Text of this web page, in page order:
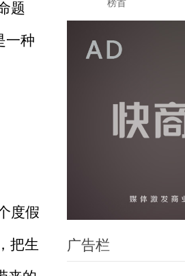
题
一种
度假
把生
榜首
广告栏